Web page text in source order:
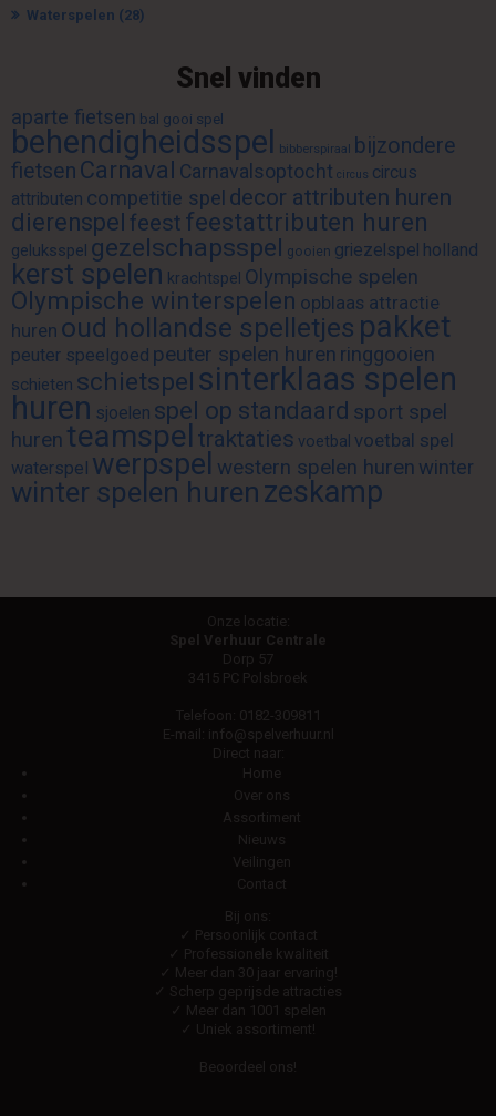
Waterspelen (28)
Snel vinden
aparte fietsen bal gooi spel
behendigheidsspel bibberspiraal bijzondere
fietsen Carnaval Carnavalsoptocht circus circus
attributen competitie spel decor attributen huren
dierenspel feest feestattributen huren
geluksspel gezelschapsspel gooien griezelspel holland
kerst spelen krachtspel Olympische spelen
Olympische winterspelen opblaas attractie
huren oud hollandse spelletjes pakket
peuter speelgoed peuter spelen huren ringgooien
schieten schietspel sinterklaas spelen
huren sjoelen spel op standaard sport spel
huren teamspel traktaties voetbal voetbal spel
waterspel werpspel western spelen huren winter
winter spelen huren zeskamp
Onze locatie:
Spel Verhuur Centrale
Dorp 57
3415 PC Polsbroek
Telefoon: 0182-309811
E-mail: info@spelverhuur.nl
Direct naar:
Home
Over ons
Assortiment
Nieuws
Veilingen
Contact
Bij ons:
✓ Persoonlijk contact
✓ Professionele kwaliteit
✓ Meer dan 30 jaar ervaring!
✓ Scherp geprijsde attracties
✓ Meer dan 1001 spelen
✓ Uniek assortiment!
Beoordeel ons!